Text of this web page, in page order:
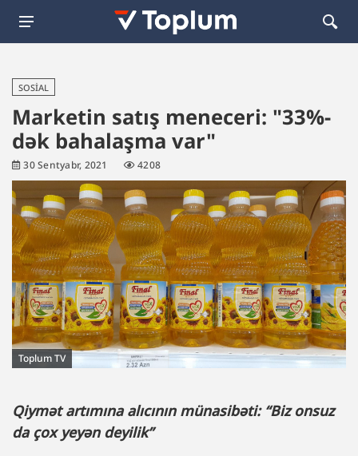
SOSIAL
Marketin satış meneceri: "33%-
dək bahalaşma var"
30 Sentyabr, 2021 4208
Toplum TV
Qiymət artımına alıcının münasibəti: “Biz onsuz
da çox yeyən deyilik”